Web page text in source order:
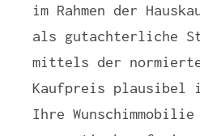
im Rahmen der
als gutachterliche
mittels der
Kaufpreis plausibel
Ihre Wunschimmobilie